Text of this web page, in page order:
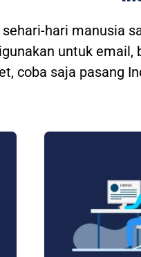
hari manusia
untuk email,
coba saja pasang